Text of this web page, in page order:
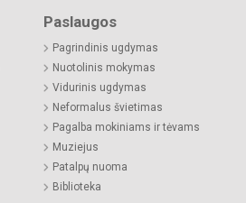
Paslaugos
Pagrindinis ugdymas
Nuotolinis mokymas
Vidurinis ugdymas
Neformalus švietimas
Pagalba mokiniams ir tėvams
Muziejus
Patalpų nuoma
Biblioteka